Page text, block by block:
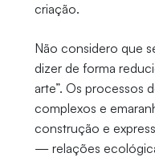
criação.
Não considero que
dizer de forma
arte”. Os processos
complexos e
construção e
— relações